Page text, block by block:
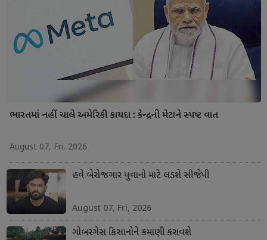
ભારતમાં નહીં ચાલે અમેરિકી કાયદા : કેન્દ્રની મેટાને સ્પષ્ટ વાત
August 07, Fri, 2026
હવે બેરોજગાર યુવાનો માટે લડશે સીજેપી
August 07, Fri, 2026
ગોબરગેસ કિસાનોને કમાણી કરાવશે